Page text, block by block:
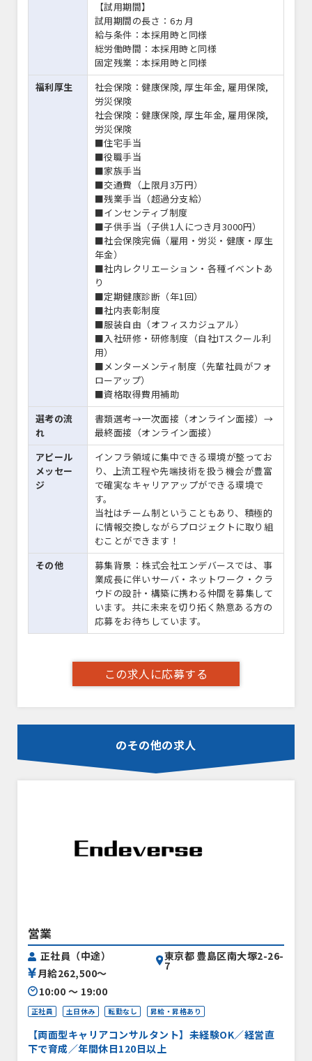
【試用期間】
試用期間の長さ：6ヵ月
給与条件：本採用時と同様
総労働時間：本採用時と同様
固定残業：本採用時と同様
福利厚生
社会保険：健康保険, 厚生年金, 雇用保険,
労災保険
社会保険：健康保険, 厚生年金, 雇用保険,
労災保険
■住宅手当
■役職手当
■家族手当
■交通費（上限月3万円）
■残業手当（超過分支給）
■インセンティブ制度
■子供手当（子供1人につき月3000円）
■社会保険完備（雇用・労災・健康・厚生
年金）
■社内レクリエーション・各種イベントあ
り
■定期健康診断（年1回）
■社内表彰制度
■服装自由（オフィスカジュアル）
■入社研修・研修制度（自社ITスクール利
用）
■メンターメンティ制度（先輩社員がフォ
ローアップ）
■資格取得費用補助
選考の流
れ
書類選考→一次面接（オンライン面接）→
最終面接（オンライン面接）
アピール
メッセー
ジ
インフラ領域に集中できる環境が整ってお
り、上流工程や先端技術を扱う機会が豊富
で確実なキャリアアップができる環境で
す。
当社はチーム制ということもあり、積極的
に情報交換しながらプロジェクトに取り組
むことができます！
その他
募集背景：株式会社エンデバースでは、事
業成長に伴いサーバ・ネットワーク・クラ
ウドの設計・構築に携わる仲間を募集して
います。共に未来を切り拓く熱意ある方の
応募をお待ちしています。
この求人に応募する
のその他の求人
営業
正社員（中途）
月給262,500〜
10:00 〜 19:00
東京都 豊島区南大塚2-26-
7
正社員 土日休み 転勤なし 昇給・昇格あり
【両面型キャリアコンサルタント】未経験OK／経営直
下で育成／年間休日120日以上